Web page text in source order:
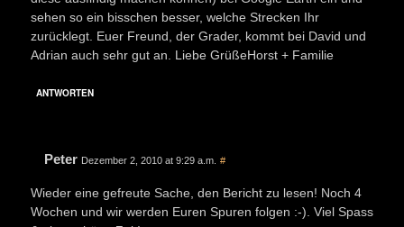
sehen so ein bisschen besser, welche Strecken Ihr
zurücklegt. Euer Freund, der Grader, kommt bei David und
Adrian auch sehr gut an. Liebe GrüßeHorst + Familie
ANTWORTEN
Peter Dezember 2, 2010 at 9:29 a.m. #
Wieder eine gefreute Sache, den Bericht zu lesen! Noch 4
Wochen und wir werden Euren Spuren folgen :-). Viel Spass